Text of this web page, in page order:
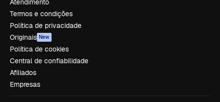
Termos e condições
Política de privacidade
Originais New
Política de cookies
Central de confiabilidade
Afiliados
Empresas